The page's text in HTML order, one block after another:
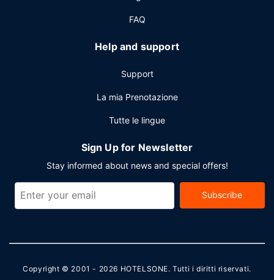
FAQ
Help and support
Support
La mia Prenotazione
Tutte le lingue
Sign Up for Newsletter
Stay informed about news and special offers!
Subscribe
Copyright © 2001 - 2026 HOTELSONE. Tutti i diritti riservati.